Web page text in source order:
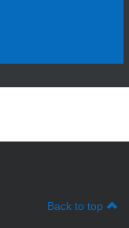
Back to top